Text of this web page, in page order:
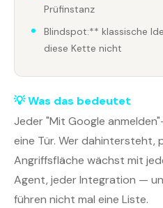
Prüfinstanz
Blindspot:** klassische
diese Kette nicht
💡 Was das bedeutet
Jeder "Mit Google
eine Tür. Wer dahintersteht,
Angriffsfläche wächst mit
Agent, jeder Integration —
führen nicht mal eine Liste.